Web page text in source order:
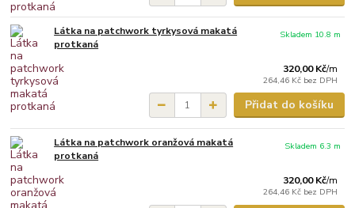
Látka na patchwork tyrkysová makatá
protkaná
320,00 Kč/m
264,46 Kč bez DPH
Skladem 10.8 m
Přidat do košíku
Látka na patchwork oranžová makatá
protkaná
320,00 Kč/m
264,46 Kč bez DPH
Skladem 6.3 m